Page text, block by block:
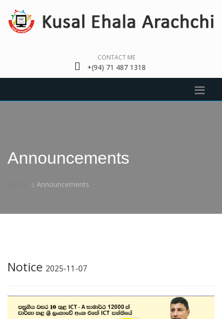
CONTACT ME
+(94) 71 487 1318
Announcements
Announcements
Notice 2025-11-07